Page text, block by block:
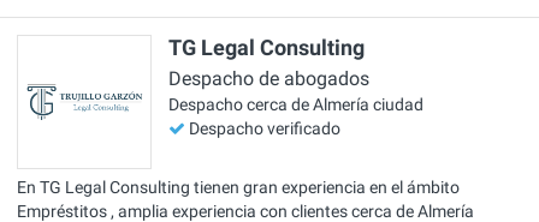
TG Legal Consulting
Despacho de abogados
Despacho cerca de Almería ciudad
Despacho verificado
En TG Legal Consulting tienen gran experiencia en el ámbito
Empréstitos , amplia experiencia con clientes cerca de Almería